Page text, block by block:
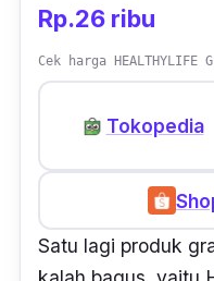
Rp.26 ribu
Cek harga
Tokopedia
Satu lagi produk